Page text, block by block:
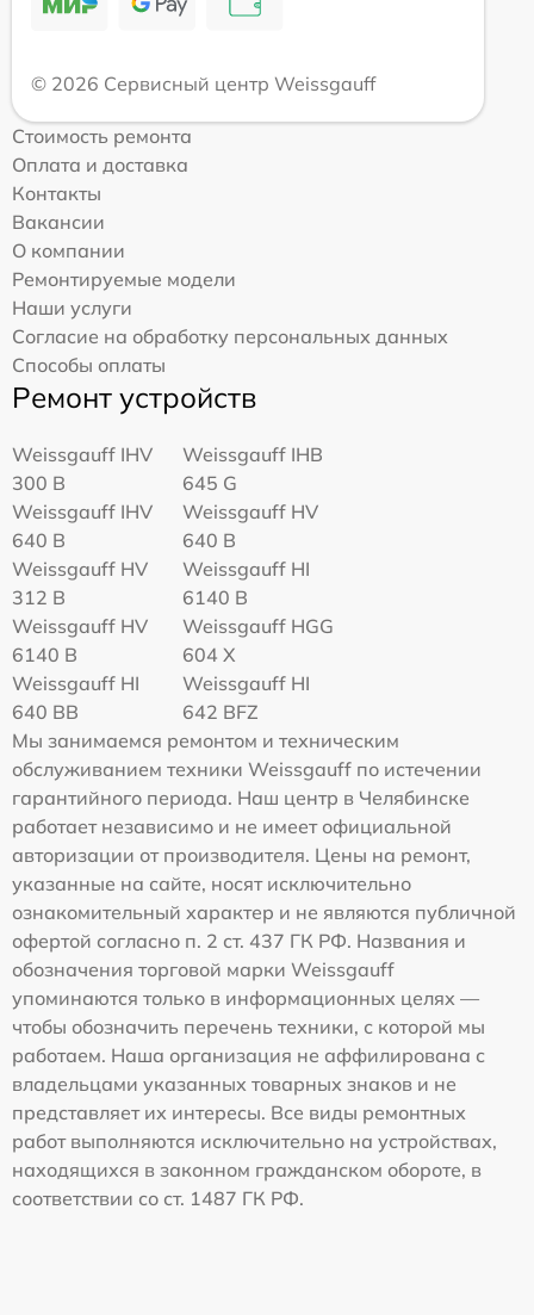
© 2026 Сервисный центр Weissgauff
Стоимость ремонта
Оплата и доставка
Контакты
Вакансии
О компании
Ремонтируемые модели
Наши услуги
Согласие на обработку персональных данных
Способы оплаты
Ремонт устройств
Weissgauff IHV
300 B
Weissgauff IHB
645 G
Weissgauff IHV
640 B
Weissgauff HV
640 B
Weissgauff HV
312 B
Weissgauff HI
6140 B
Weissgauff HV
6140 B
Weissgauff HGG
604 X
Weissgauff HI
640 BB
Weissgauff HI
642 BFZ
Мы занимаемся ремонтом и техническим
обслуживанием техники Weissgauff по истечении
гарантийного периода. Наш центр в Челябинске
работает независимо и не имеет официальной
авторизации от производителя. Цены на ремонт,
указанные на сайте, носят исключительно
ознакомительный характер и не являются публичной
офертой согласно п. 2 ст. 437 ГК РФ. Названия и
обозначения торговой марки Weissgauff
упоминаются только в информационных целях —
чтобы обозначить перечень техники, с которой мы
работаем. Наша организация не аффилирована с
владельцами указанных товарных знаков и не
представляет их интересы. Все виды ремонтных
работ выполняются исключительно на устройствах,
находящихся в законном гражданском обороте, в
соответствии со ст. 1487 ГК РФ.